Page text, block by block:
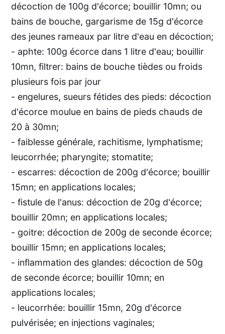
décoction de 100g d'écorce; bouillir 10mn; ou
bains de bouche, gargarisme de 15g d'écorce
des jeunes rameaux par litre d'eau en décoction;
- aphte: 100g écorce dans 1 litre d'eau; bouillir
10mn, filtrer: bains de bouche tièdes ou froids
plusieurs fois par jour
- engelures, sueurs fétides des pieds: décoction
d'écorce moulue en bains de pieds chauds de
20 à 30mn;
- faiblesse générale, rachitisme, lymphatisme;
leucorrhée; pharyngite; stomatite;
- escarres: décoction de 200g d'écorce; bouillir
15mn; en applications locales;
- fistule de l'anus: décoction de 20g d'écorce;
bouillir 20mn; en applications locales;
- goitre: décoction de 200g de seconde écorce;
bouillir 15mn; en applications locales;
- inflammation des glandes: décoction de 50g
de seconde écorce; bouillir 10mn; en
applications locales;
- leucorrhée: bouillir 15mn, 20g d'écorce
pulvérisée; en injections vaginales;